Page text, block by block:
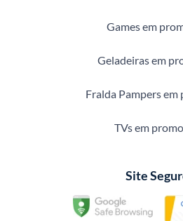
Games em
Geladeiras em
Fralda Pampers em
TVs em
Site